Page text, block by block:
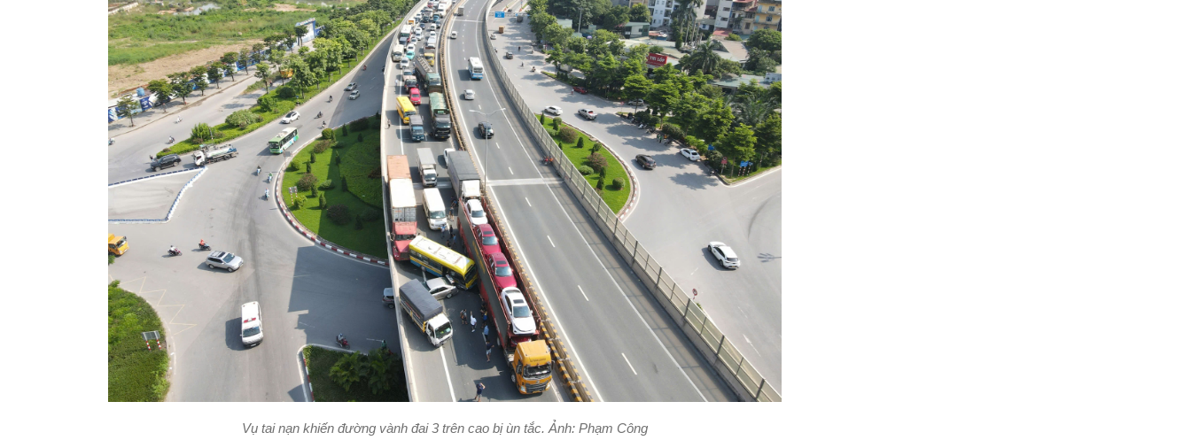
Vụ tai nạn khiến đường vành đai 3 trên cao bị ùn tắc. Ảnh: Phạm Công